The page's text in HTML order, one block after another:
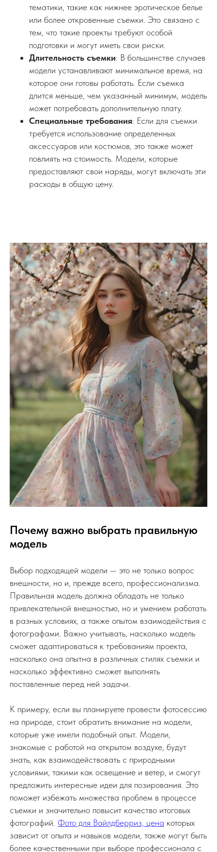
тематики, такие как нижнее эротическое белье
или более откровенные съемки. Это связано с
тем, что такие проекты требуют особой
подготовки и могут иметь свои риски.
Длительность съемки: В большинстве случаев
модели устанавливают минимальное время, на
которое они готовы работать. Если съемка
длится меньше, чем указанный минимум, модель
может потребовать дополнительную плату.
Специальные требования: Если для съемки
требуется использование определенных
аксессуаров или костюмов, это также может
повлиять на стоимость. Модели, которые
предоставляют свои наряды, могут включать эти
расходы в общую цену.
Почему важно выбрать правильную
модель
Выбор подходящей модели — это не только вопрос
внешности, но и, прежде всего, профессионализма.
Правильная модель должна обладать не только
привлекательной внешностью, но и умением работать
в разных условиях, а также опытом взаимодействия с
фотографами. Важно учитывать, насколько модель
сможет адаптироваться к требованиям проекта,
насколько она опытна в различных стилях съемки и
насколько эффективно сможет выполнять
поставленные перед ней задачи.
К примеру, если вы планируете провести фотосессию
на природе, стоит обратить внимание на модели,
которые уже имели подобный опыт. Модели,
знакомые с работой на открытом воздухе, будут
знать, как взаимодействовать с природными
условиями, такими как освещение и ветер, и смогут
предложить интересные идеи для позирования. Это
поможет избежать множества проблем в процессе
съемки и значительно повысит качество итоговых
фотографий. Фото для Вайлдберриз, цена которых
зависит от опыта и навыков модели, также могут быть
более качественными при выборе профессионала с